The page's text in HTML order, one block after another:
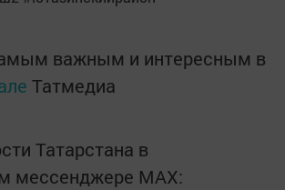
важным и интересным в
Татмедиа
Татарстана в
мессенджере MАХ: